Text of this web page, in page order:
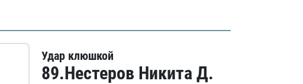
Удар клюшкой
89.Нестеров Никита Д.